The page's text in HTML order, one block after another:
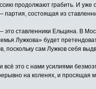
продолжают грабить. И уже
партия, состоящая из
это ставленники Ельцина. В
Лужкова» будет
поскольку сам Лужков себя
это с нами усилиями
на коленях, и просящая